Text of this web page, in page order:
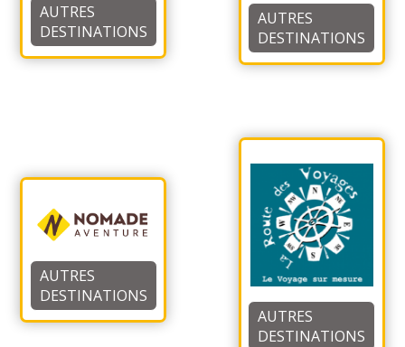
AUTRES
DESTINATIONS
AUTRES
DESTINATIONS
AUTRES
DESTINATIONS
AUTRES
DESTINATIONS